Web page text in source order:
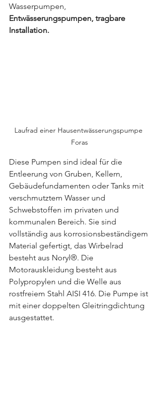
Wasserpumpen,
Entwässerungspumpen, tragbare
Installation.
Laufrad einer Hausentwässerungspumpe
Foras
Diese Pumpen sind ideal für die
Entleerung von Gruben, Kellern,
Gebäudefundamenten oder Tanks mit
verschmutztem Wasser und
Schwebstoffen im privaten und
kommunalen Bereich. Sie sind
vollständig aus korrosionsbeständigem
Material gefertigt, das Wirbelrad
besteht aus Noryl®. Die
Motorauskleidung besteht aus
Polypropylen und die Welle aus
rostfreiem Stahl AISI 416. Die Pumpe ist
mit einer doppelten Gleitringdichtung
ausgestattet.